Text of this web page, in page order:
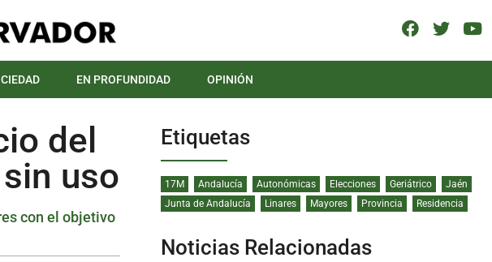
EN PROFUNDIDAD OPINIÓN
del
uso
con el objetivo
Etiquetas
17M Andalucía Autonómicas Elecciones Geriátrico
Jaén
Junta de Andalucía
Linares Mayores Provincia Residencia
Noticias Relacionadas